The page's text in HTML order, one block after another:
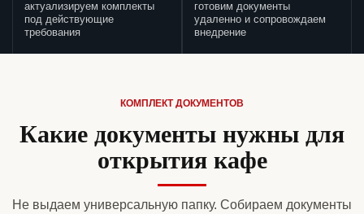
актуализируем комплекты
под действующие
требования
готовим документы
удаленно и сопровождаем
внедрение
КОМПЛЕКТ ДОКУМЕНТОВ
Какие документы нужны для
открытия кафе
Не выдаем универсальную папку. Собираем документы